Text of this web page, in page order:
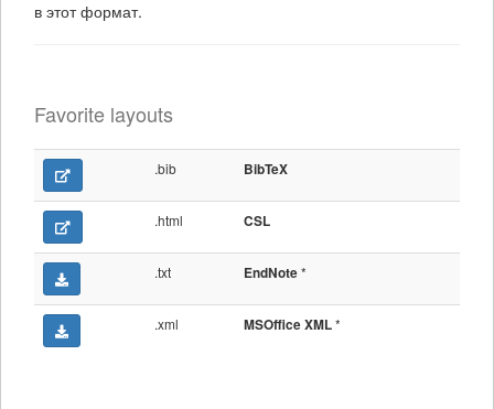
в этот формат.
Favorite layouts
.bib BibTeX
.html CSL
.txt EndNote*
.xml MSOffice XML*